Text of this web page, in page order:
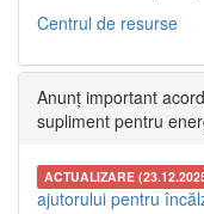
Centrul de resurse
Anunț important
supliment pentru
ACTUALIZARE
ajutorului pentru